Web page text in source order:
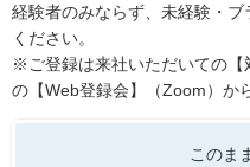
経験者のみならず、未経験・
ください。
※ご登録は来社いただいての【
の【Web登録会】（Zoom）か
このま